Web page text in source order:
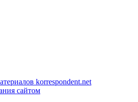
korrespondent.net
сайтом